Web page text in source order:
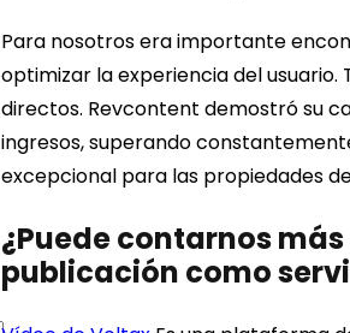
Para nosotros era importante
optimizar la experiencia del
directos. Revcontent demostró su
ingresos, superando
excepcional para las propiedades
¿Puede contarnos
publicación como